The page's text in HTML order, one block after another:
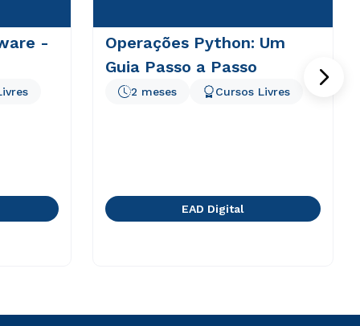
-
Operações Python: Um
Guia Passo a Passo
2 meses Cursos Livres
EAD Digital